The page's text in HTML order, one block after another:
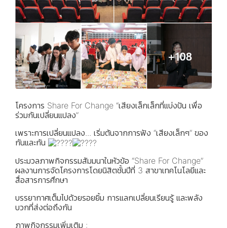
โครงการ Share For Change “เสียงเล็กเล็กที่แบ่งปัน เพื่อ
ร่วมกันเปลี่ยนแปลง”
เพราะการเปลี่ยนแปลง... เริ่มต้นจากการฟัง “เสียงเล็กๆ” ของ
กันและกัน
ประมวลภาพกิจกรรมสัมมนาในหัวข้อ “Share For Change”
ผลงานการจัดโครงการโดยนิสิตชั้นปีที่ 3 สาขาเทคโนโลยีและ
สื่อสารการศึกษา
บรรยากาศเต็มไปด้วยรอยยิ้ม การแลกเปลี่ยนเรียนรู้ และพลัง
บวกที่ส่งต่อถึงกัน
ภาพกิจกรรมเพิ่มเติม :